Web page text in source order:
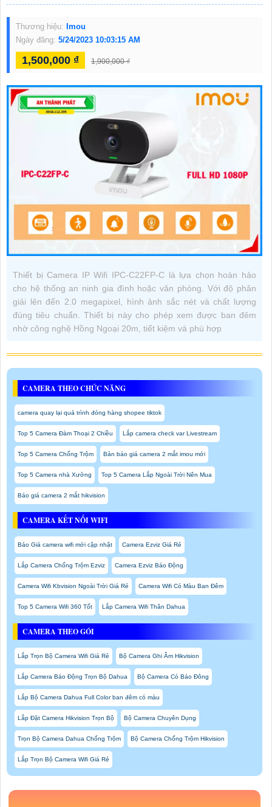
Thương hiệu: Imou
Ngày đăng: 5/24/2023 10:03:15 AM
1,500,000 ₫ 1,900,000 ₫
Thiết bị Camera IP Wifi IPC-C22FP-C là lựa chọn hoàn hảo
cho hệ thống an ninh gia đình hoặc văn phòng. Với độ phân
giải lên đến 2.0 megapixel, hình ảnh sắc nét và chất lượng
đúng tiêu chuẩn. Thiết bị này cho phép xem được ban đêm
nhờ công nghệ Hồng Ngoại 20m, tiết kiệm và phù hợp
CAMERA THEO CHỨC NĂNG
camera quay lại quá trình đóng hàng shopee tiktok
Top 5 Camera Đàm Thoại 2 Chiều Lắp camera check var Livestream
Top 5 Camera Chống Trộm Bản báo giá camera 2 mắt imou mới
Top 5 Camera nhà Xưởng Top 5 Camera Lắp Ngoài Trời Nên Mua
Báo giá camera 2 mắt hikvision
CAMERA KẾT NỐI WIFI
Báo Giá camera wifi mới cập nhật Camera Ezviz Giá Rẻ
Lắp Camera Chống Trộm Ezviz Camera Ezviz Báo Động
Camera Wifi Kbvision Ngoài Trời Giá Rẻ Camera Wifi Có Màu Ban Đêm
Top 5 Camera Wifi 360 Tốt Lắp Camera Wifi Thân Dahua
CAMERA THEO GÓI
Lắp Trọn Bộ Camera Wifi Giá Rẻ Bộ Camera Ghi Âm Hikvision
Lắp Camera Báo Động Trọn Bộ Dahua Bộ Camera Có Báo Đông
Lắp Bộ Camera Dahua Full Color ban đêm có màu
Lắp Đặt Camera Hikvision Trọn Bộ Bộ Camera Chuyên Dụng
Trọn Bộ Camera Dahua Chống Trộm Bộ Camera Chống Trộm Hikvision
Lắp Trọn Bộ Camera Wifi Giá Rẻ